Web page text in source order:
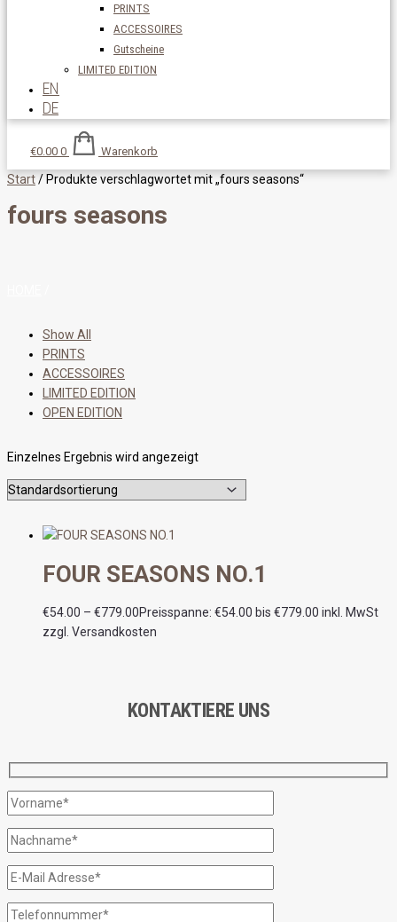
PRINTS
ACCESSOIRES
Gutscheine
LIMITED EDITION
EN
DE
€0.00 0 Warenkorb
Start/ Produkte verschlagwortet mit „fours seasons“
fours seasons
Show All
PRINTS
ACCESSOIRES
LIMITED EDITION
OPEN EDITION
Einzelnes Ergebnis wird angezeigt
FOUR SEASONS NO.1
€54.00 – €779.00Preisspanne: €54.00 bis €779.00 inkl. MwSt
zzgl. Versandkosten
KONTAKTIERE UNS